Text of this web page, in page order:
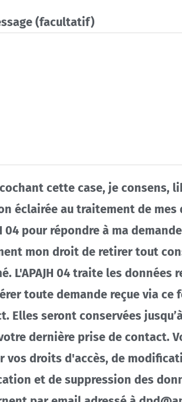
(facultatif)
cette case, je consens,
éclairée au traitement de mes
04 pour répondre à ma
mon droit de retirer tout
L'APAJH 04 traite les données
toute demande reçue via ce
Elles seront conservées
dernière prise de contact.
vos droits d'accès, de
et de suppression des